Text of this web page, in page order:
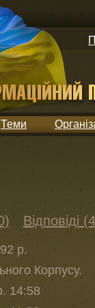
Теми
Відповіді
р.
Корпусу.
14:58